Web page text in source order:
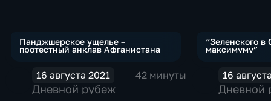
Панджшерское ущелье –
протестный анклав Афганистана
16 августа 2021 42 минуты
Дневной рубеж
“Зеленского
максимуму”
16
Дневной